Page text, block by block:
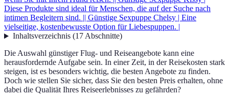
Diese Produkte sind ideal für Menschen, die auf der Suche nach
intimen Begleitern sind. || Günstige Sexpuppe Chelsy | Eine
vielseitige, kostenbewusste Option für Liebespuppen. |
Inhaltsverzeichnis(17Abschnitte)
Die Auswahl günstiger Flug- und Reiseangebote kann eine
herausfordernde Aufgabe sein. In einer Zeit, in der Reisekosten stark
steigen, ist es besonders wichtig, die besten Angebote zu finden.
Doch wie stellen Sie sicher, dass Sie den besten Preis erhalten, ohne
dabei die Qualität Ihres Reiseerlebnisses zu gefährden?